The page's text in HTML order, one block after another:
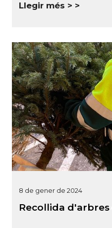
Llegir més >
8 de gener de 2024
Recollida d'arbres